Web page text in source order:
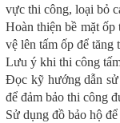
vực thi công, loại bỏ
Hoàn thiện bề mặt
vệ lên tấm ốp để tăng
Lưu ý khi thi công
Đọc kỹ hướng dẫn sử
để đảm bảo thi công
Sử dụng đồ bảo hộ